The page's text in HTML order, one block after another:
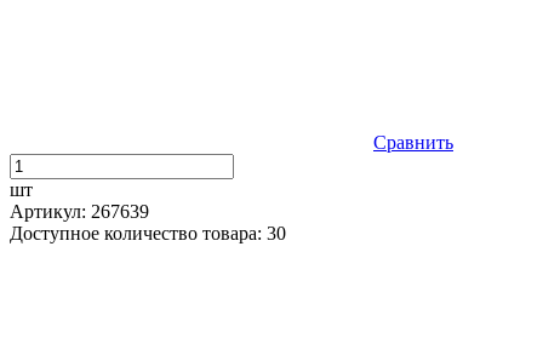
Сравнить
шт
Артикул: 267639
Доступное количество товара: 30